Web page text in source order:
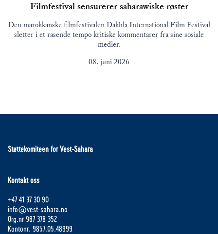
Filmfestival sensurerer saharawiske røster
Den marokkanske filmfestivalen Dakhla International Film Festival
sletter i et rasende tempo kritiske kommentarer fra sine sosiale
medier.
08. juni 2026
Støttekomiteen for Vest-Sahara
Kontakt oss
+47 41 37 30 90
info@vest-sahara.no
Org.nr 987 378 352
Kontonr. 9857.05.48999